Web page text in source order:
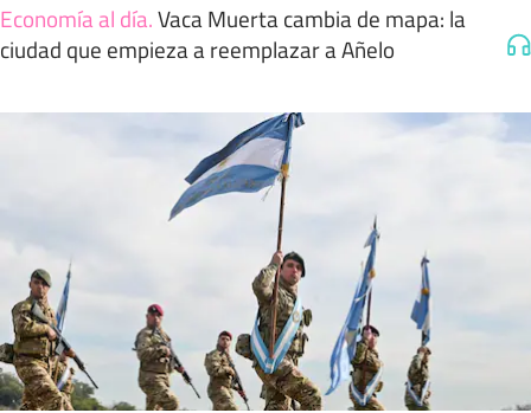
Economía al día.Vaca Muerta cambia de mapa: la
ciudad que empieza a reemplazar a Añelo